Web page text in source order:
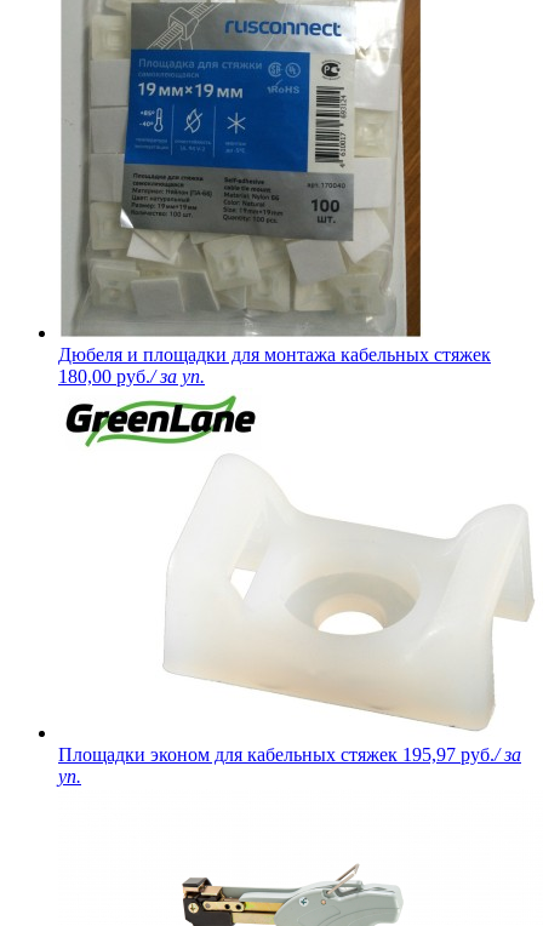
Дюбеля и площадки для монтажа кабельных стяжек
180,00 руб./ за уп.
Площадки эконом для кабельных стяжек 195,97 руб./ за
уп.